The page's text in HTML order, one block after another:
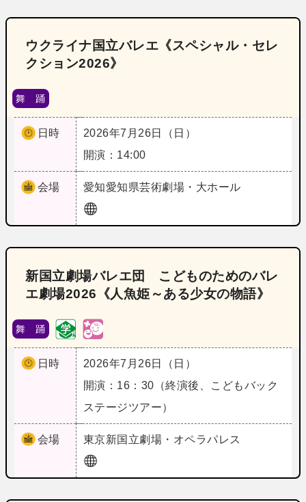
ウクライナ国立バレエ《スペシャル・セレ
クション2026》
舞 踊
日時
2026年7月26日（日）
開演：14:00
会場 愛知愛知県芸術劇場・大ホール
新国立劇場バレエ団 こどものためのバレ
エ劇場2026《人魚姫～ある少女の物語》
舞 踊
日時
2026年7月26日（日）
開演：16：30（終演後、こどもバック
ステージツアー）
会場 東京新国立劇場・オペラパレス